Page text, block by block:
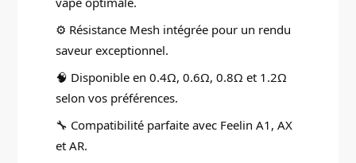
⚙️ Résistance Mesh intégrée pour un rendu
saveur exceptionnel.
🧠 Disponible en 0.4Ω, 0.6Ω, 0.8Ω et 1.2Ω
selon vos préférences.
🔧 Compatibilité parfaite avec Feelin A1, AX
et AR.